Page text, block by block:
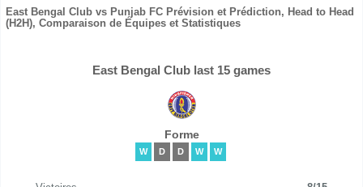
East Bengal Club vs Punjab FC Prévision et Prédiction, Head to Head
(H2H), Comparaison de Équipes et Statistiques
East Bengal Club last 15 games
Forme
W D D W W